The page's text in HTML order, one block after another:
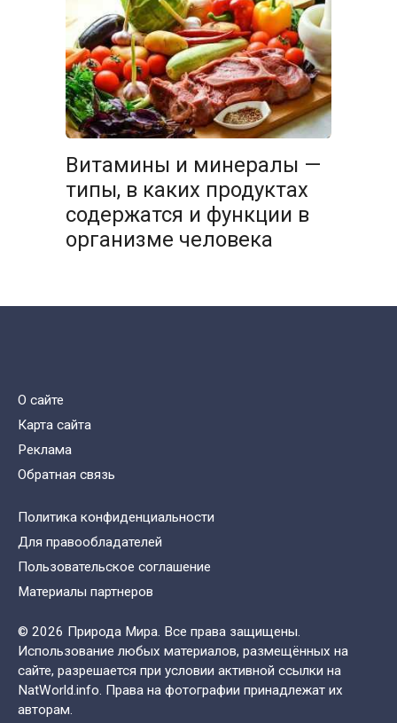
Витамины и минералы —
типы, в каких продуктах
содержатся и функции в
организме человека
О сайте
Карта сайта
Реклама
Обратная связь
Политика конфиденциальности
Для правообладателей
Пользовательское соглашение
Материалы партнеров
© 2026 Природа Мира. Все права защищены.
Использование любых материалов, размещённых на
сайте, разрешается при условии активной ссылки на
NatWorld.info. Права на фотографии принадлежат их
авторам.